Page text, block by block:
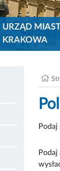
URZĄD
KRAKOWA
Podaj
Podaj